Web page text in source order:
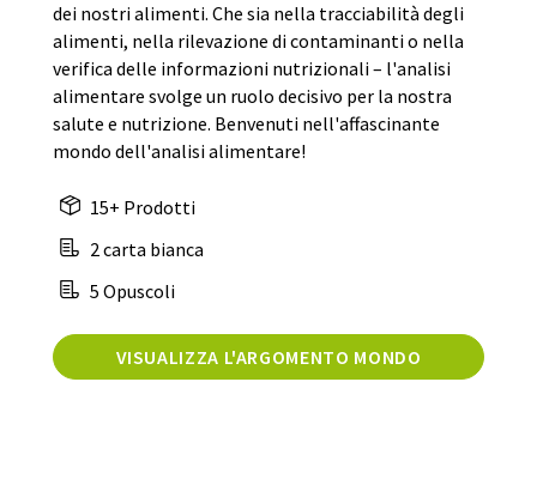
dei nostri alimenti. Che sia nella tracciabilità degli
alimenti, nella rilevazione di contaminanti o nella
verifica delle informazioni nutrizionali – l'analisi
alimentare svolge un ruolo decisivo per la nostra
salute e nutrizione. Benvenuti nell'affascinante
mondo dell'analisi alimentare!
15+ Prodotti
2 carta bianca
5 Opuscoli
VISUALIZZA L'ARGOMENTO MONDO